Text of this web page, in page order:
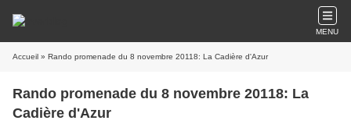
MENU
Accueil » Rando promenade du 8 novembre 20118: La Cadière d'Azur
Rando promenade du 8 novembre 20118: La
Cadière d'Azur